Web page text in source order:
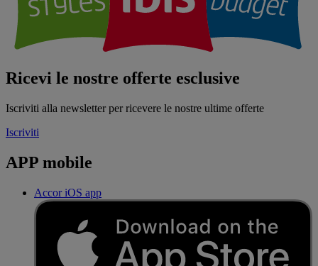
Ricevi le nostre offerte esclusive
Iscriviti alla newsletter per ricevere le nostre ultime offerte
Iscriviti
APP mobile
Accor iOS app